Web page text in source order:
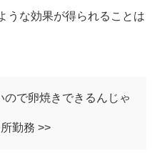
うな効果が得られることは
で卵焼きできるんじゃ
勤務 >>